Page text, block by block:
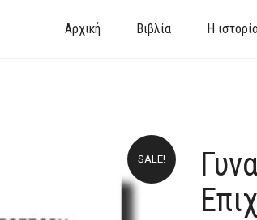
Αρχική Βιβλία Η
SALE!